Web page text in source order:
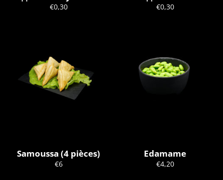
Prix
€0,30
Prix
€0,30
Samoussa (4 pièces)
Prix
€6
Edamame
Prix
€4,20